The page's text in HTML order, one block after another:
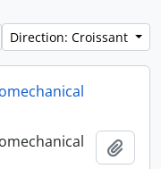
Direction: Croissant